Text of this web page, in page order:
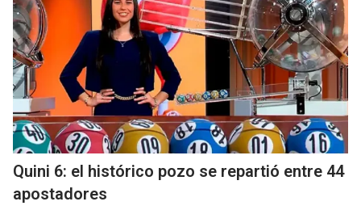
Quini 6: el histórico pozo se repartió entre 44
apostadores